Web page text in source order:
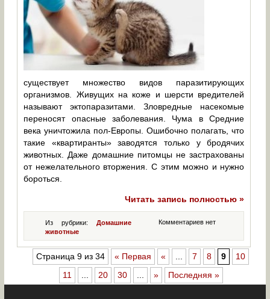
существует множество видов паразитирующих
организмов. Живущих на коже и шерсти вредителей
называют эктопаразитами. Зловредные насекомые
переносят опасные заболевания. Чума в Средние
века уничтожила пол-Европы. Ошибочно полагать, что
такие «квартиранты» заводятся только у бродячих
животных. Даже домашние питомцы не застрахованы
от нежелательного вторжения. С этим можно и нужно
бороться.
Читать запись полностью »
Комментариев нет
Из рубрики:Домашние
животные
Страница 9 из 34 « Первая « 7 8 9
10
11
20 30 » Последняя »